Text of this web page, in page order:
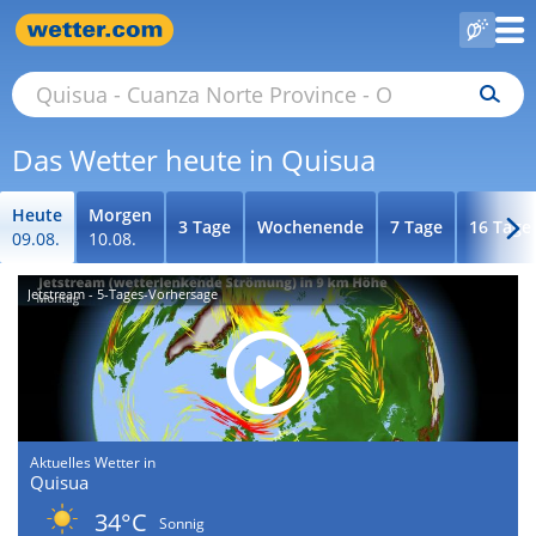
Das Wetter heute in Quisua
Heute
09.08.
Morgen
10.08.
3 Tage Wochenende 7 Tage 16 Tage
Jetstream - 5-Tages-Vorhersage
Aktuelles Wetter in
Quisua
34°C
Sonnig